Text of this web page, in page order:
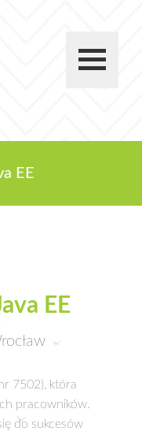
EE
EE
7502), która
pracowników.
do sukcesów